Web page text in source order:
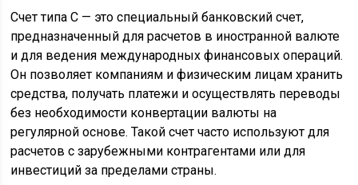
Счет типа С — это специальный банковский счет,
предназначенный для расчетов в иностранной валюте
и для ведения международных финансовых операций.
Он позволяет компаниям и физическим лицам хранить
средства, получать платежи и осуществлять переводы
без необходимости конвертации валюты на
регулярной основе. Такой счет часто используют для
расчетов с зарубежными контрагентами или для
инвестиций за пределами страны.